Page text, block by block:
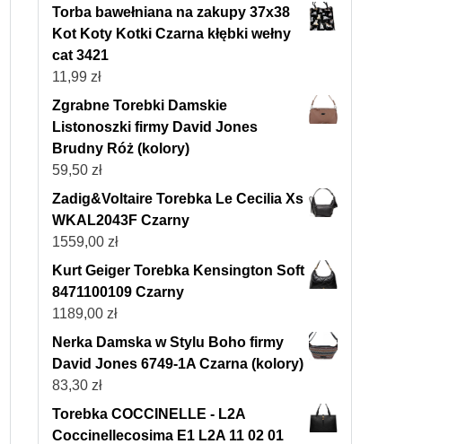
Torba bawełniana na zakupy 37x38
Kot Koty Kotki Czarna kłębki wełny
cat 3421
11,99 zł
Zgrabne Torebki Damskie
Listonoszki firmy David Jones
Brudny Róż (kolory)
59,50 zł
Zadig&Voltaire Torebka Le Cecilia Xs
WKAL2043F Czarny
1559,00 zł
Kurt Geiger Torebka Kensington Soft
8471100109 Czarny
1189,00 zł
Nerka Damska w Stylu Boho firmy
David Jones 6749-1A Czarna (kolory)
83,30 zł
Torebka COCCINELLE - L2A
Coccinellecosima E1 L2A 11 02 01